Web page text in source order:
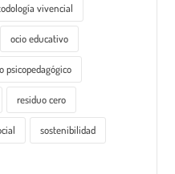
vivencial
ocio educativo
psicopedagógico
residuo cero
sostenibilidad